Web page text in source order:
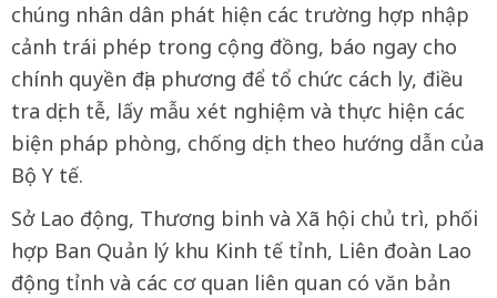
chúng nhân dân phát hiện các trường hợp nhập
cảnh trái phép trong cộng đồng, báo ngay cho
chính quyền địa phương để tổ chức cách ly, điều
tra dịch tễ, lấy mẫu xét nghiệm và thực hiện các
biện pháp phòng, chống dịch theo hướng dẫn của
Bộ Y tế.
Sở Lao động, Thương binh và Xã hội chủ trì, phối
hợp Ban Quản lý khu Kinh tế tỉnh, Liên đoàn Lao
động tỉnh và các cơ quan liên quan có văn bản